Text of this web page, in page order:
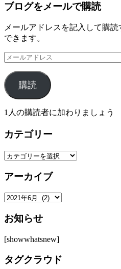
ブログをメールで購読
メールアドレスを記入して購
できます。
メ
ル
ア
ド
レ
購読
1人の購読者に加わりましょう
カテゴリー
カ
ゴ
ー
アーカイブ
ア
カ
ブ
お知らせ
[showwhatsnew]
タグクラウド